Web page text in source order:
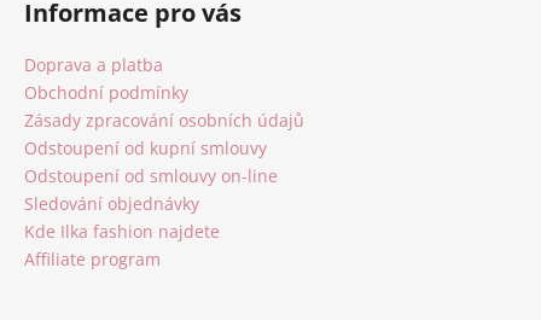
Informace pro vás
Doprava a platba
Obchodní podmínky
Zásady zpracování osobních údajů
Odstoupení od kupní smlouvy
Odstoupení od smlouvy on-line
Sledování objednávky
Kde Ilka fashion najdete
Affiliate program